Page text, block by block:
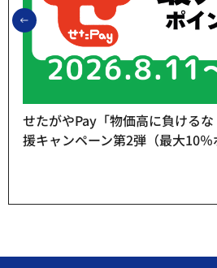
前のスライドを表示
せたがやPay「物価高に負ける
援キャンペーン第2弾（最大10％